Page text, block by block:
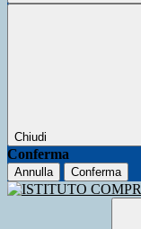
Chiudi
Conferma
Annulla Conferma